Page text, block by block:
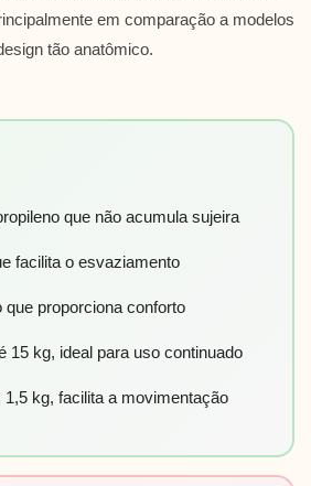
em comparação a modelos
tão anatômico.
que não acumula sujeira
facilita o esvaziamento
que proporciona conforto
15 kg, ideal para uso continuado
kg, facilita a movimentação